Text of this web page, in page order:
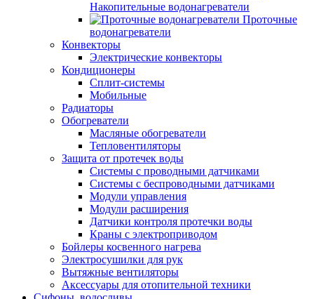
Накопительные водонагреватели
Проточные
водонагреватели
Конвекторы
Электрические конвекторы
Кондиционеры
Сплит-системы
Мобильные
Радиаторы
Обогреватели
Масляные обогреватели
Тепловентиляторы
Защита от протечек воды
Системы с проводными датчиками
Системы с беспроводными датчиками
Модули управления
Модули расширения
Датчики контроля протечки воды
Краны с электроприводом
Бойлеры косвенного нагрева
Электросушилки для рук
Вытяжные вентиляторы
Аксессуары для отопительной техники